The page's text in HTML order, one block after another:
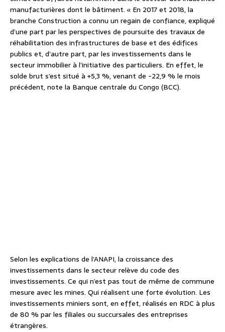
manufacturières dont le bâtiment. « En 2017 et 2018, la
branche Construction a connu un regain de confiance, expliqué
d’une part par les perspectives de poursuite des travaux de
réhabilitation des infrastructures de base et des édifices
publics et, d’autre part, par les investissements dans le
secteur immobilier à l’initiative des particuliers. En effet, le
solde brut s’est situé à +5,3 %, venant de -22,9 % le mois
précédent, note la Banque centrale du Congo (BCC).
Selon les explications de l’ANAPI, la croissance des
investissements dans le secteur relève du code des
investissements. Ce qui n’est pas tout de même de commune
mesure avec les mines. Qui réalisent une forte évolution. Les
investissements miniers sont, en effet, réalisés en RDC à plus
de 80 % par les filiales ou succursales des entreprises
étrangères.